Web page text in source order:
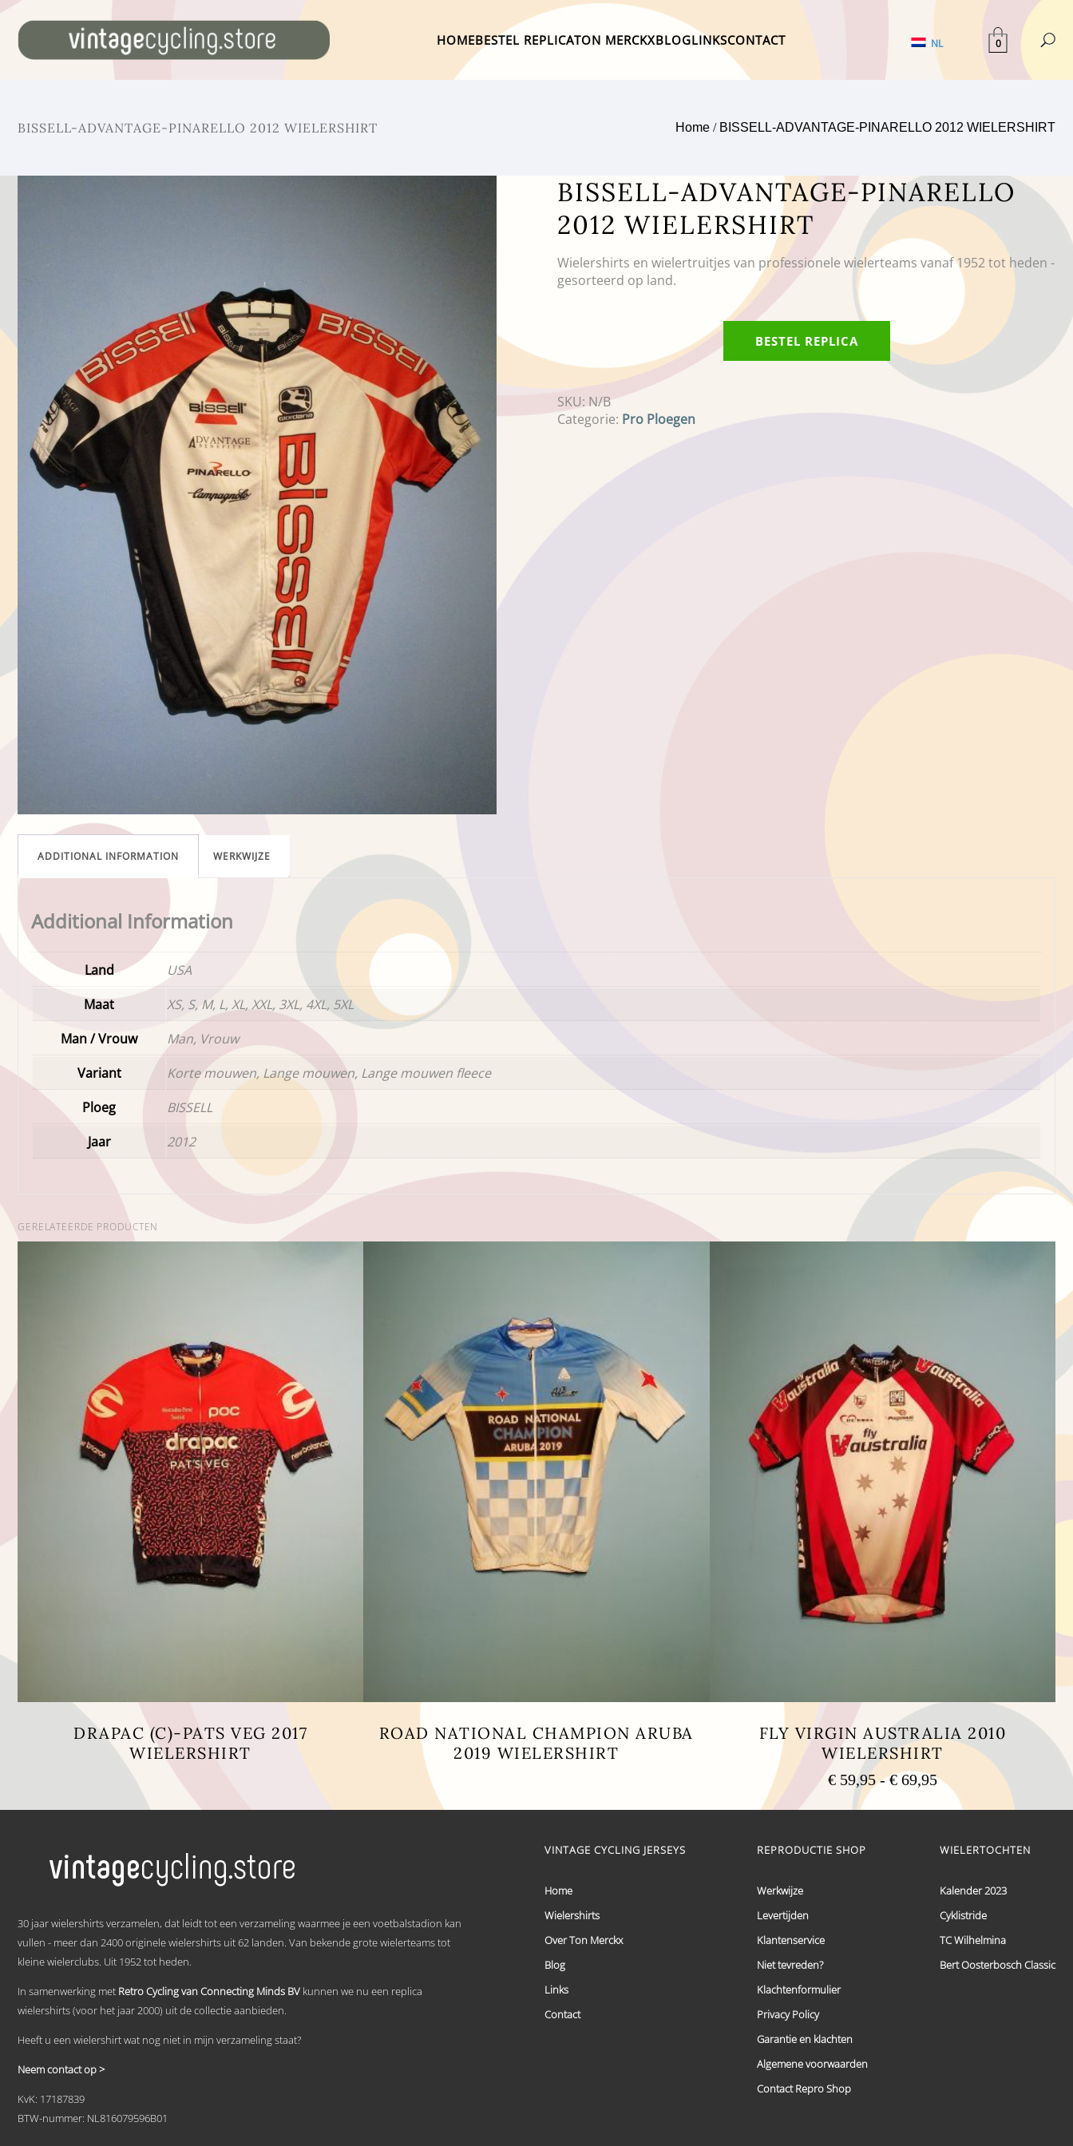
HOMEBESTEL REPLICATON MERCKXBLOGLINKSCONTACT NL 0
BISSELL-ADVANTAGE-PINARELLO 2012 WIELERSHIRT Home / BISSELL-ADVANTAGE-PINARELLO 2012 WIELERSHIRT
BISSELL-ADVANTAGE-PINARELLO
2012 WIELERSHIRT
Wielershirts en wielertruitjes van professionele wielerteams vanaf 1952 tot heden -
gesorteerd op land.
BESTEL REPLICA
SKU: N/B
Categorie: Pro Ploegen
ADDITIONAL INFORMATION WERKWIJZE
Additional Information
Land
USA
Maat
XS, S, M, L, XL, XXL, 3XL, 4XL, 5XL
Man / Vrouw
Man, Vrouw
Variant
Korte mouwen, Lange mouwen, Lange mouwen fleece
Ploeg
BISSELL
Jaar
2012
GERELATEERDE PRODUCTEN
DRAPAC (C)-PATS VEG 2017
WIELERSHIRT
product
heeft
optie
kan
op
de
productpagina
ROAD NATIONAL CHAMPION ARUBA
2019 WIELERSHIRT
Deze
gekozen
op
de
FLY VIRGIN AUSTRALIA 2010
WIELERSHIRT
€59,95 - €69,95Prijsklasse:
€ 59,95
tot
30 jaar wielershirts verzamelen, dat leidt tot een verzameling waarmee je een voetbalstadion kan
vullen - meer dan 2400 originele wielershirts uit 62 landen. Van bekende grote wielerteams tot
kleine wielerclubs. Uit 1952 tot heden.
In samenwerking met Retro Cycling van Connecting Minds BV kunnen we nu een replica
wielershirts (voor het jaar 2000) uit de collectie aanbieden.
Heeft u een wielershirt wat nog niet in mijn verzameling staat?
Neem contact op >
KvK: 17187839
BTW-nummer: NL816079596B01
VINTAGE CYCLING JERSEYS
Home
Wielershirts
Over Ton Merckx
Blog
Links
Contact
REPRODUCTIE SHOP
Werkwijze
Levertijden
Klantenservice
Niet tevreden?
Klachtenformulier
Privacy Policy
Garantie en klachten
Algemene voorwaarden
Contact Repro Shop
WIELERTOCHTEN
Kalender 2023
Cyklistride
TC Wilhelmina
Bert Oosterbosch Classic